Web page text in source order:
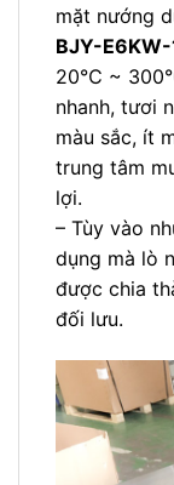
mặt nướng
BJY-E6KW-
20℃ ~
nhanh, tươi
màu sắc, ít
trung tâm
lợi.
– Tùy vào
dụng mà lò
được chia
đối lưu.